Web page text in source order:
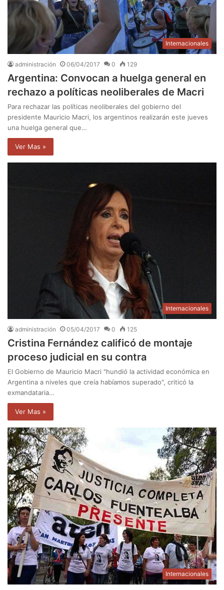
Internacionales
administración 06/04/2017 0 129
Argentina: Convocan a huelga general en
rechazo a políticas neoliberales de Macri
Para rechazar las políticas neoliberales del gobierno del
presidente Mauricio Macri, los argentinos realizarán este jueves
una huelga general que…
Ver Mas »
Internacionales
administración 05/04/2017 0 125
Cristina Fernández calificó de montaje
proceso judicial en su contra
El Gobierno de Mauricio Macri "hundió la actividad económica en
Argentina a niveles que creía habíamos superado", criticó la
exmandataria…
Ver Mas »
Internacionales